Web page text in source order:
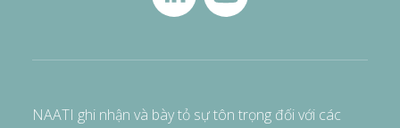
NAATI ghi nhận và bày tỏ sự tôn trọng đối với các